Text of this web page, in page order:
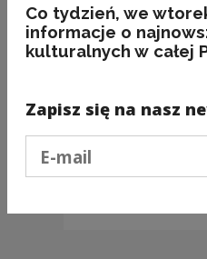
BAKALIE
Co tydzień, we
informacje o
kulturalnych w całej
Zapisz się na nasz